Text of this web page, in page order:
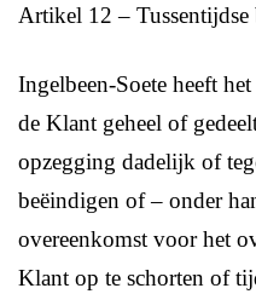
Artikel 12 –
Ingelbeen-Soete heeft
de Klant geheel of
opzegging dadelijk of
beëindigen of – onder
overeenkomst voor het
Klant op te schorten of